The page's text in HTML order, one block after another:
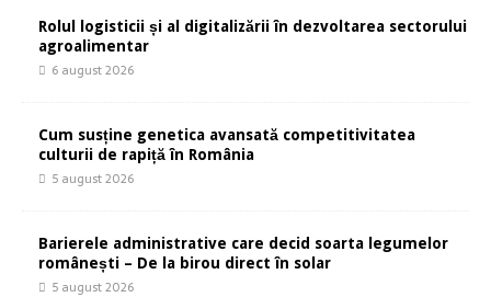
Rolul logisticii și al digitalizării în dezvoltarea sectorului
agroalimentar
6 august 2026
Cum susține genetica avansată competitivitatea
culturii de rapiță în România
5 august 2026
Barierele administrative care decid soarta legumelor
românești – De la birou direct în solar
5 august 2026